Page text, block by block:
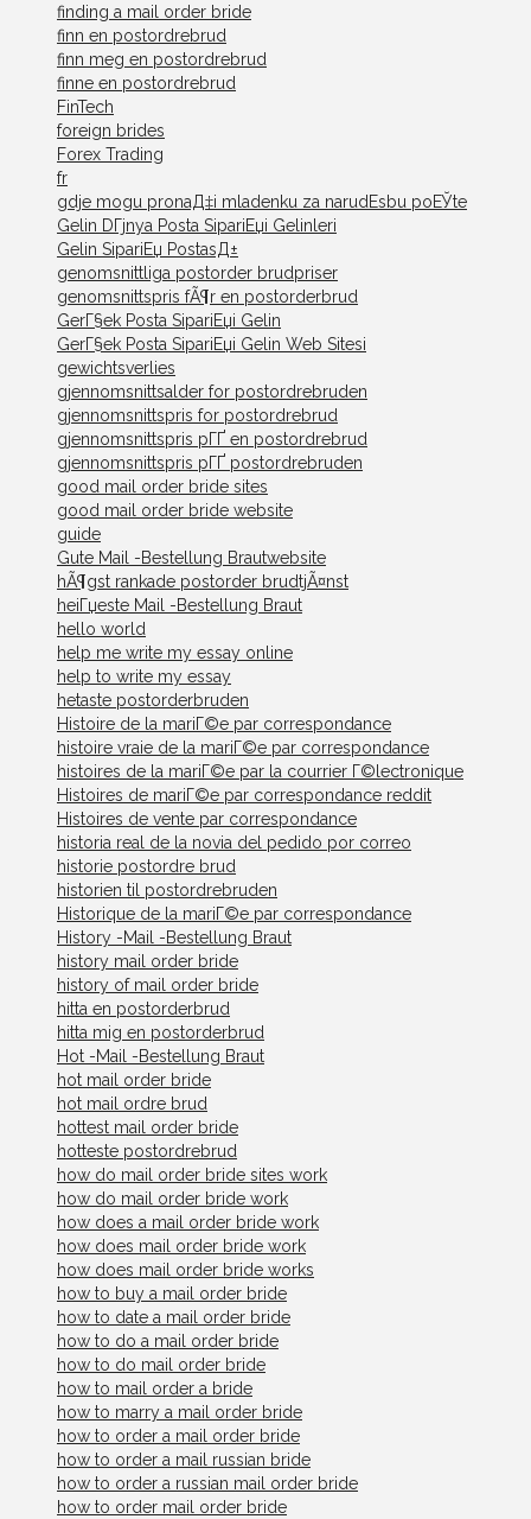
finding a mail order bride
finn en postordrebrud
finn meg en postordrebrud
finne en postordrebrud
FinTech
foreign brides
Forex Trading
fr
gdje mogu pronaД‡i mladenku za narudЕѕbu poЕЎte
Gelin DГјnya Posta SipariЕџi Gelinleri
Gelin SipariЕџ PostasД±
genomsnittliga postorder brudpriser
genomsnittspris fÃ¶r en postorderbrud
GerГ§ek Posta SipariЕџi Gelin
GerГ§ek Posta SipariЕџi Gelin Web Sitesi
gewichtsverlies
gjennomsnittsalder for postordrebruden
gjennomsnittspris for postordrebrud
gjennomsnittspris pГҐ en postordrebrud
gjennomsnittspris pГҐ postordrebruden
good mail order bride sites
good mail order bride website
guide
Gute Mail -Bestellung Brautwebsite
hÃ¶gst rankade postorder brudtjÃ¤nst
heiГџeste Mail -Bestellung Braut
hello world
help me write my essay online
help to write my essay
hetaste postorderbruden
Histoire de la mariГ©e par correspondance
histoire vraie de la mariГ©e par correspondance
histoires de la mariГ©e par la courrier Г©lectronique
Histoires de mariГ©e par correspondance reddit
Histoires de vente par correspondance
historia real de la novia del pedido por correo
historie postordre brud
historien til postordrebruden
Historique de la mariГ©e par correspondance
History -Mail -Bestellung Braut
history mail order bride
history of mail order bride
hitta en postorderbrud
hitta mig en postorderbrud
Hot -Mail -Bestellung Braut
hot mail order bride
hot mail ordre brud
hottest mail order bride
hotteste postordrebrud
how do mail order bride sites work
how do mail order bride work
how does a mail order bride work
how does mail order bride work
how does mail order bride works
how to buy a mail order bride
how to date a mail order bride
how to do a mail order bride
how to do mail order bride
how to mail order a bride
how to marry a mail order bride
how to order a mail order bride
how to order a mail russian bride
how to order a russian mail order bride
how to order mail order bride